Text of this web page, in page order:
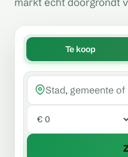
Te koop
Stad, gemeente of
Minimumprijs
Maximumprijs